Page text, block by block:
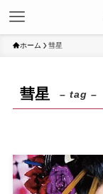
ホーム 彗星
彗星 – tag –